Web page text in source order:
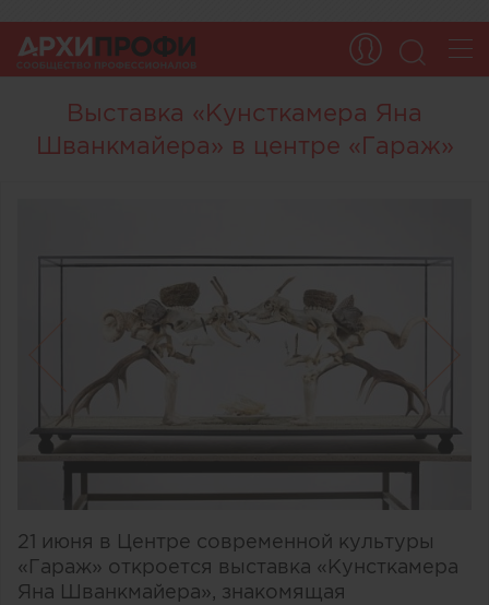
Выставка «Кунсткамера Яна
Шванкмайера» в центре «Гараж»
21 июня в Центре современной культуры
«Гараж» откроется выставка «Кунсткамера
Яна Шванкмайера», знакомящая